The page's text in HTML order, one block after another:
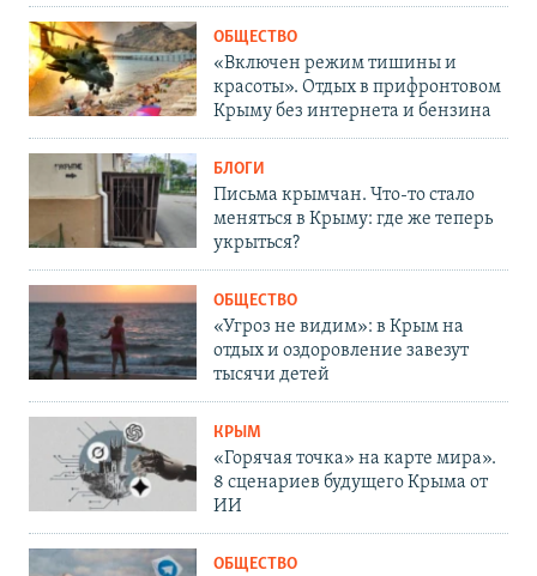
ОБЩЕСТВО
«Включен режим тишины и
красоты». Отдых в прифронтовом
Крыму без интернета и бензина
БЛОГИ
Письма крымчан. Что-то стало
меняться в Крыму: где же теперь
укрыться?
ОБЩЕСТВО
«Угроз не видим»: в Крым на
отдых и оздоровление завезут
тысячи детей
КРЫМ
«Горячая точка» на карте мира».
8 сценариев будущего Крыма от
ИИ
ОБЩЕСТВО